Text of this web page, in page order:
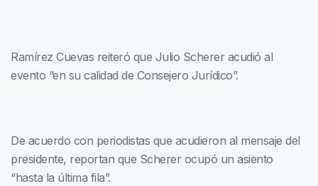
Ramírez Cuevas reiteró que Julio Scherer acudió al
evento “en su calidad de Consejero Jurídico”.
De acuerdo con periodistas que acudieron al mensaje del
presidente, reportan que Scherer ocupó un asiento
“hasta la última fila”.